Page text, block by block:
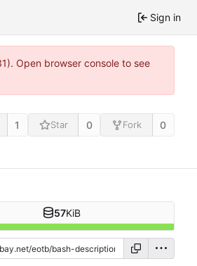
Sign in
Open browser console to see
1 Star 0 Fork 0
57KiB